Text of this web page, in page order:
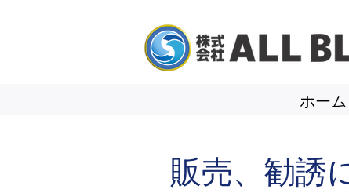
ホーム
販売、勧誘